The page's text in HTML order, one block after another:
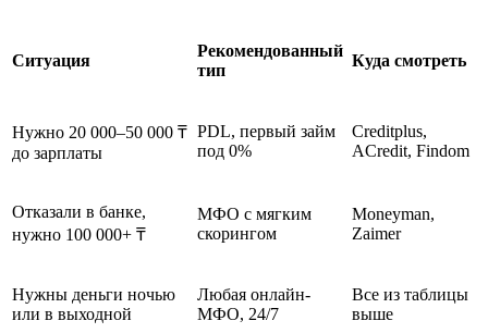
Ситуация
Рекомендованный
тип
Куда смотреть
Нужно 20 000–50 000 ₸
до зарплаты
PDL, первый займ
под 0%
Creditplus,
ACredit, Findom
Отказали в банке,
нужно 100 000+ ₸
МФО с мягким
скорингом
Moneyman,
Zaimer
Нужны деньги ночью
или в выходной
Любая онлайн-
МФО, 24/7
Все из таблицы
выше